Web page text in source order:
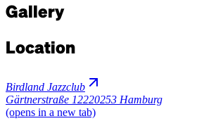
Gallery
Location
Birdland Jazzclub
Gärtnerstraße 12220253 Hamburg
(opens in a new tab)